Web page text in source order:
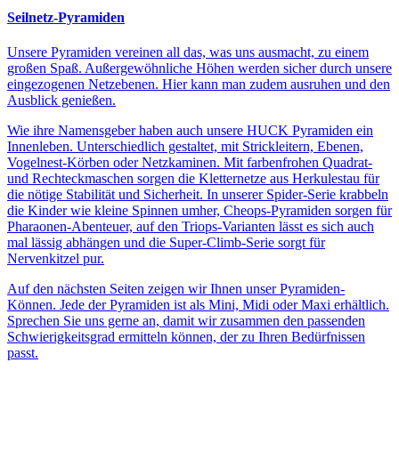
Seilnetz-Pyramiden
Unsere Pyramiden vereinen all das, was uns ausmacht, zu einem
großen Spaß. Außergewöhnliche Höhen werden sicher durch unsere
eingezogenen Netzebenen. Hier kann man zudem ausruhen und den
Ausblick genießen.
Wie ihre Namensgeber haben auch unsere HUCK Pyramiden ein
Innenleben. Unterschiedlich gestaltet, mit Strickleitern, Ebenen,
Vogelnest-Körben oder Netzkaminen. Mit farbenfrohen Quadrat-
und Rechteckmaschen sorgen die Kletternetze aus Herkulestau für
die nötige Stabilität und Sicherheit. In unserer Spider-Serie krabbeln
die Kinder wie kleine Spinnen umher, Cheops-Pyramiden sorgen für
Pharaonen-Abenteuer, auf den Triops-Varianten lässt es sich auch
mal lässig abhängen und die Super-Climb-Serie sorgt für
Nervenkitzel pur.
Auf den nächsten Seiten zeigen wir Ihnen unser Pyramiden-
Können. Jede der Pyramiden ist als Mini, Midi oder Maxi erhältlich.
Sprechen Sie uns gerne an, damit wir zusammen den passenden
Schwierigkeitsgrad ermitteln können, der zu Ihren Bedürfnissen
passt.